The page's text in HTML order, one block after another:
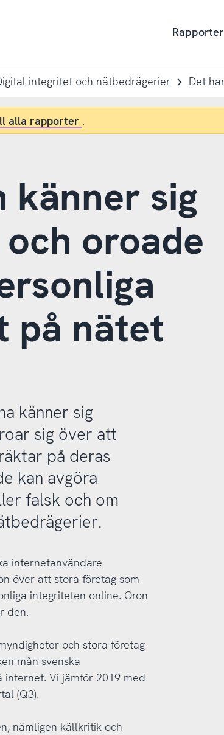
Rapporter
integritet och nätbedrägerier
alla rapporter .
känner sig
oroade
på nätet
känner sig
sig över att
på deras
kan avgöra
falsk och om
internetanvändare
över att stora företag som
integriteten online. Oron
den.
och stora företag
mån svenska
Vi jämför 2019 med
(Q3).
nämligen källkritik och